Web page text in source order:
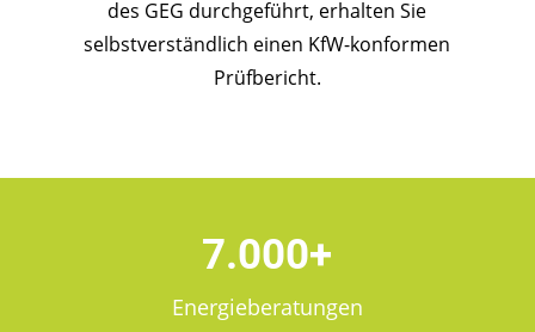
des GEG durchgeführt, erhalten Sie
selbstverständlich einen KfW-konformen
Prüfbericht.
7.000+
Energieberatungen